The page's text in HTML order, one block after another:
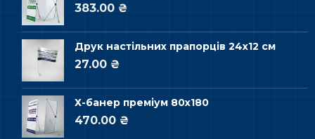
383.00 ₴
Друк настільних прапорців 24х12 см
27.00 ₴
Х-банер преміум 80х180
470.00 ₴